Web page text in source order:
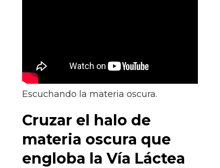
Escuchando la materia oscura.
Cruzar el halo de
materia oscura que
engloba la Vía Láctea